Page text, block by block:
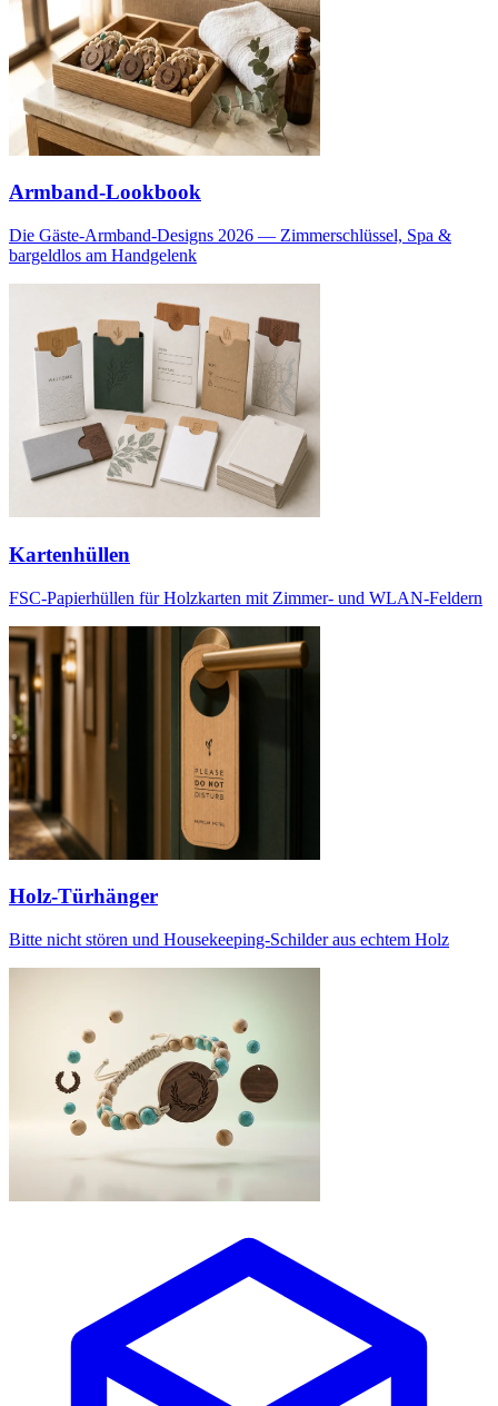
Armband-Lookbook
Die Gäste-Armband-Designs 2026 — Zimmerschlüssel, Spa &
bargeldlos am Handgelenk
Kartenhüllen
FSC-Papierhüllen für Holzkarten mit Zimmer- und WLAN-Feldern
Holz-Türhänger
Bitte nicht stören und Housekeeping-Schilder aus echtem Holz